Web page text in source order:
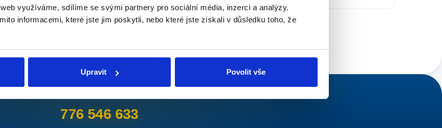
využíváme, sdílíme se svými partnery pro sociální média, inzerci a analýzy.
informacemi, které jste jim poskytli, nebo které jste získali v důsledku toho, že
Upravit Povolit vše
776 546 633